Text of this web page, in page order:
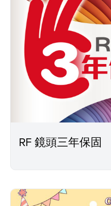
RF 鏡頭三年保固